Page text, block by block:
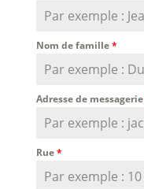
Nom de famille*
Adresse de messagerie
Rue*